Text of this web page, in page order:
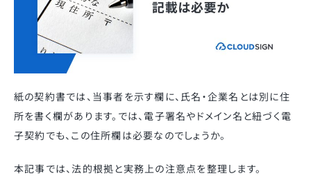
紙の契約書では、当事者を示す欄に、氏名・企業名とは別に住
所を書く欄があります。では、電子署名やドメイン名と紐づく電
子契約でも、この住所欄は必要なのでしょうか。
本記事では、法的根拠と実務上の注意点を整理します。